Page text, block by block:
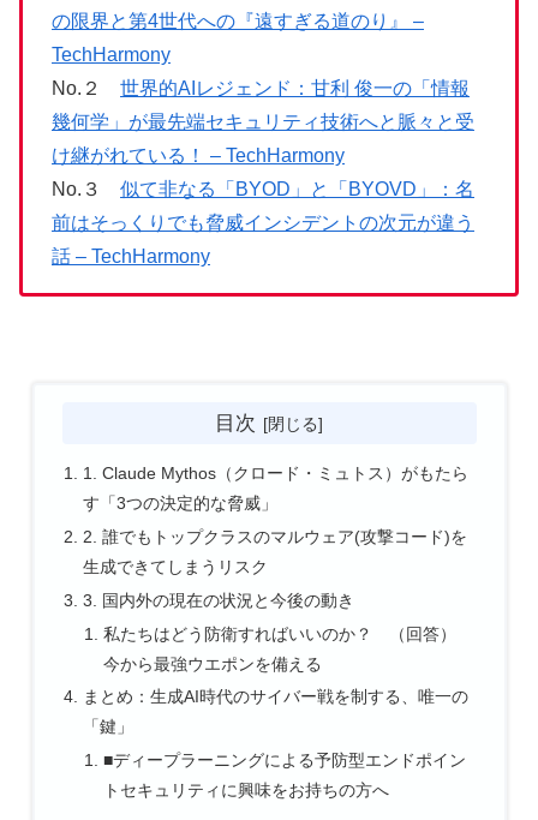
の限界と第4世代への『遠すぎる道のり』 –
TechHarmony
No.２ 世界的AIレジェンド：甘利 俊一の「情報
幾何学」が最先端セキュリティ技術へと脈々と受
け継がれている！ – TechHarmony
No.３ 似て非なる「BYOD」と「BYOVD」：名
前はそっくりでも脅威インシデントの次元が違う
話 – TechHarmony
目次
1. Claude Mythos（クロード・ミュトス）がもたら
す「3つの決定的な脅威」
2. 誰でもトップクラスのマルウェア(攻撃コード)を
生成できてしまうリスク
3. 国内外の現在の状況と今後の動き
私たちはどう防衛すればいいのか？ （回答）
今から最強ウエポンを備える
まとめ：生成AI時代のサイバー戦を制する、唯一の
「鍵」
■ディープラーニングによる予防型エンドポイン
トセキュリティに興味をお持ちの方へ